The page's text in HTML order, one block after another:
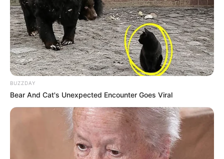
BUZZDAY
Bear And Cat's Unexpected Encounter Goes Viral